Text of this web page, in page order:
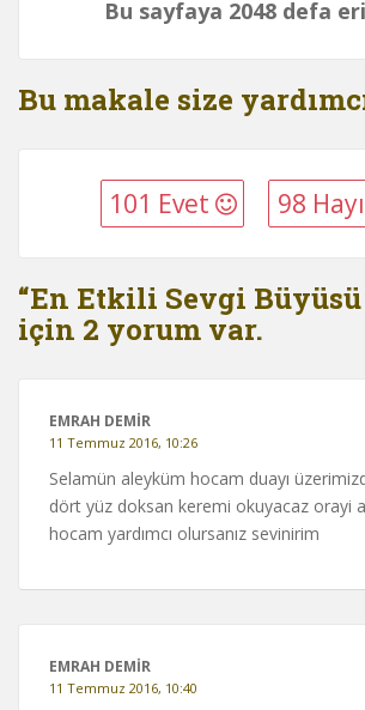
Bu sayfaya 2048 defa
Bu makale size
101 Evet 98
“En Etkili Sevgi Büyüsü
için 2 yorum var.
EMRAH DEMIR
11 Temmuz 2016, 10:26
Selamün aleyküm hocam duayı
dört yüz doksan keremi okuyacaz orayi
hocam yardımcı olursanız sevinirim
EMRAH DEMIR
11 Temmuz 2016, 10:40